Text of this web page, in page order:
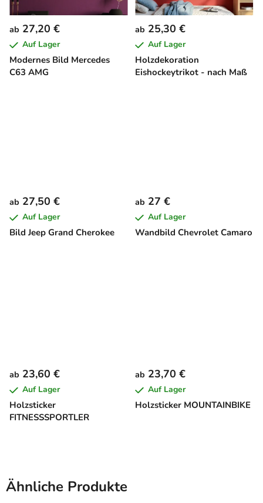
Modernes Bild Mercedes
C63 AMG
ab 27,20 €
Auf Lager
Holzdekoration
Eishockeytrikot - nach Maß
ab 25,30 €
Auf Lager
Bild Jeep Grand Cherokee
ab 27,50 €
Auf Lager
Wandbild Chevrolet Camaro
ab 27 €
Auf Lager
Holzsticker
FITNESSSPORTLER
ab 23,60 €
Auf Lager
Holzsticker MOUNTAINBIKE
ab 23,70 €
Auf Lager
Ähnliche Produkte